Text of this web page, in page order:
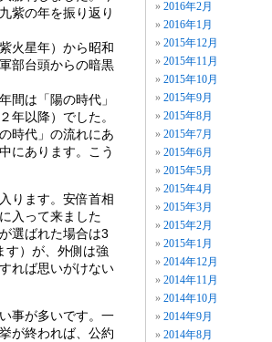
2016年2月
2016年1月
2015年12月
2015年11月
2015年10月
2015年9月
2015年8月
2015年7月
2015年6月
2015年5月
2015年4月
2015年3月
2015年2月
2015年1月
2014年12月
2014年11月
2014年10月
2014年9月
2014年8月
紫の年を振り返り
火星年）から昭和
部台頭からの暗黒
間は「陽の時代」
年以降）でした。
時代」の流れにあ
にあります。こう
ります。安倍首相
入って来ました
選ばれた場合は3
す）が、外側は強
れば思いがけない
事が多いです。一
が終われば、公約